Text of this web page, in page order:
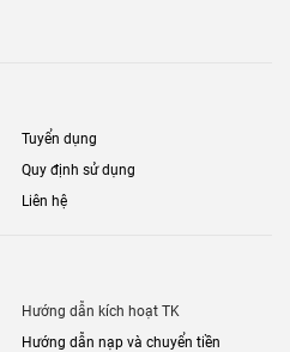
Tuyển dụng
Quy định sử dụng
Liên hệ
Hướng dẫn kích hoạt TK
Hướng dẫn nạp và chuyển tiền